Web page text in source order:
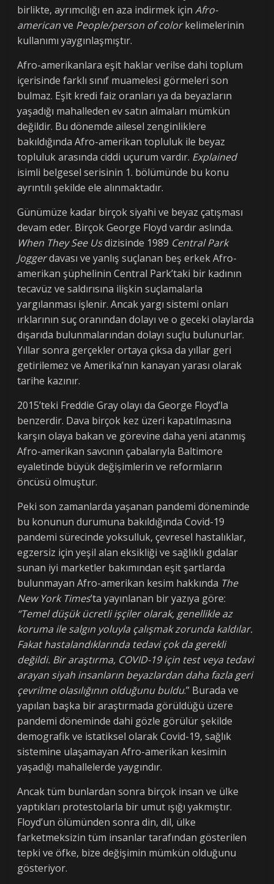
birlikte, ayrımcılığı en aza indirmek içinAfro-
americanve People/person of colorkelimelerinin
kullanımı yaygınlaşmıştır.
Afro-amerikanlara eşit haklar verilse dahi toplum
içerisinde farklı sınıf muamelesi görmeleri son
bulmaz. Eşit kredi faiz oranları ya da beyazların
yaşadığı mahalleden ev satın almaları mümkün
değildir. Bu dönemde ailesel zenginliklere
bakıldığında Afro-amerikan topluluk ile beyaz
topluluk arasında ciddi uçurum vardır. Explained
isimli belgesel serisinin 1. bölümünde bu konu
ayrıntılı şekilde ele alınmaktadır.
Günümüze kadar birçok siyahi ve beyaz çatışması
devam eder. Birçok George Floyd vardır aslında.
When They See Usdizisinde 1989 Central Park
Joggerdavası ve yanlış suçlanan beş erkek Afro-
amerikan şüphelinin Central Park’taki bir kadının
tecavüz ve saldırısına ilişkin suçlamalarla
yargılanması işlenir. Ancak yargı sistemi onları
ırklarının suç oranından dolayı ve o geceki olaylarda
dışarıda bulunmalarından dolayı suçlu bulunurlar.
Yıllar sonra gerçekler ortaya çıksa da yıllar geri
getirilemez ve Amerika’nın kanayan yarası olarak
tarihe kazınır.
2015’teki Freddie Gray olayı da George Floyd’la
benzerdir. Dava birçok kez üzeri kapatılmasına
karşın olaya bakan ve görevine daha yeni atanmış
Afro-amerikan savcının çabalarıyla Baltimore
eyaletinde büyük değişimlerin ve reformların
öncüsü olmuştur.
Peki son zamanlarda yaşanan pandemi döneminde
bu konunun durumuna bakıldığında Covid-19
pandemi sürecinde yoksulluk, çevresel hastalıklar,
egzersiz için yeşil alan eksikliği ve sağlıklı gıdalar
sunan iyi marketler bakımından eşit şartlarda
bulunmayan Afro-amerikan kesim hakkında The
New York Times’ta yayınlanan bir yazıya göre:
“Temel düşük ücretli işçiler olarak, genellikle az
koruma ile salgın yoluyla çalışmak zorunda kaldılar.
Fakat hastalandıklarında tedavi çok da gerekli
değildi. Bir araştırma, COVID-19 için test veya tedavi
arayan siyah insanların beyazlardan daha fazla geri
çevrilme olasılığının olduğunu buldu.” Burada ve
yapılan başka bir araştırmada görüldüğü üzere
pandemi döneminde dahi gözle görülür şekilde
demografik ve istatiksel olarak Covid-19, sağlık
sistemine ulaşamayan Afro-amerikan kesimin
yaşadığı mahallelerde yaygındır.
Ancak tüm bunlardan sonra birçok insan ve ülke
yaptıkları protestolarla bir umut ışığı yakmıştır.
Floyd’un ölümünden sonra din, dil, ülke
farketmeksizin tüm insanlar tarafından gösterilen
tepki ve öfke, bize değişimin mümkün olduğunu
gösteriyor.